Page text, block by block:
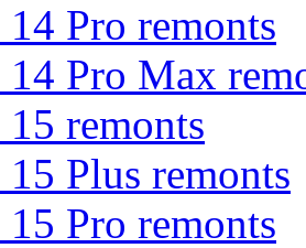
Pro remonts
14 Pro Max
remonts
Plus remonts
Pro remonts